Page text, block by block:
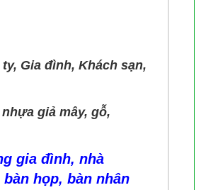
Gia đình, Khách sạn,
giả mây, gỗ,
gia đình, nhà
họp, bàn nhân